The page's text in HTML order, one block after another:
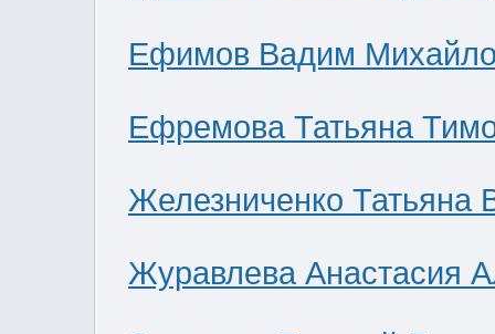
Ефимов Вадим
Ефремова Татьяна
Железниченко Татьяна
Журавлева Анастасия